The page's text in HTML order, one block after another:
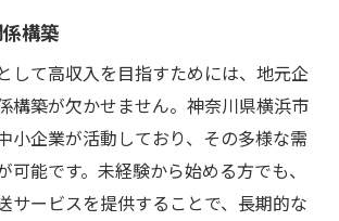
構築
して高収入を目指すためには、地元企
構築が欠かせません。神奈川県横浜市
小企業が活動しており、その多様な需
可能です。未経験から始める方でも、
サービスを提供することで、長期的な